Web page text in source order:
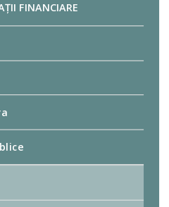
FINANCIARE